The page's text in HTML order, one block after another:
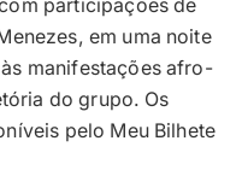
participações de
em uma noite
manifestações afro-
do grupo. Os
pelo Meu Bilhete